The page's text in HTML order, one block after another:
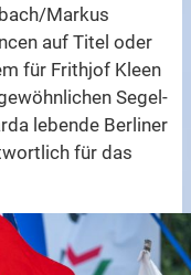
Markus
auf Titel oder
für Frithjof Kleen
Segel-
lebende Berliner
für das